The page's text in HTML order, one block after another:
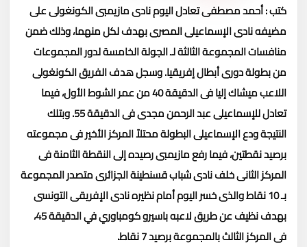
كتب : أحمد مصطفىتعادل اليوم نادى مازيمبى الكونغولى على
مضيفه نادى الإسماعيلى المصرى بهدف لكل منهما، وذلك ضمن
منافسات المجموعة الثالثة لـ الجولة الخامسة لدور المجموعات
من بطولة دورى أبطال إفريقيا.وسجل هدف الفريق الكونغولى
اللاعب ميشاك إليا فى الدقيقة 40 من عمر الشوط الأول، فيما
تعادل للإسماعيلى عبد الرحمن مجدى فى الدقيقة 55.
وبتلك
النتيجة ودع الإسماعيلى البطولة محتلاً المركز الأخير فى مجموعته
برصيد نقطتين، فيما رفع مازيمبى رصيده إلى النقطة الثامنة فى
المركز الثانى خلف نادى شباب قسنطينة الجزائرى متصدر المجموعة
بـ 10 نقاط والذى خسر اليوم أمام نظيره نادى الإفريقى التونسى
بهدف نظيف عن طريق لاعبه باسيرو كومباوري في الدقيقة 45،
فى المركز الثالث بالمجموعة برصيد 7 نقاط.